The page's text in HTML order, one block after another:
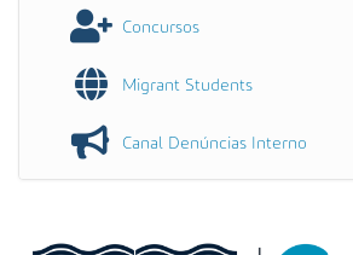
Concursos
Migrant Students
Canal Denúncias Interno